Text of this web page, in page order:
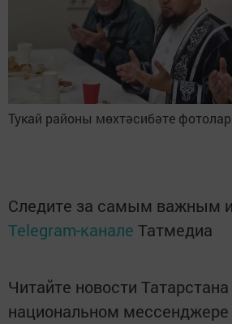
Тукай районы мөхтәсибәте
Следите за самым важным
Telegram-канале Татмедиа
Читайте новости Татарстана
национальном